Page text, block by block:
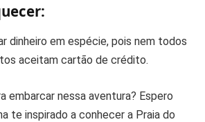
dinheiro em espécie, pois nem todos
aceitam cartão de crédito.
embarcar nessa aventura? Espero
te inspirado a conhecer a Praia do